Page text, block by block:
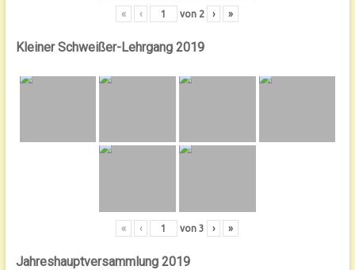
« ‹ von 2 › »
Kleiner Schweißer-Lehrgang 2019
« ‹ von3 › »
Jahreshauptversammlung 2019